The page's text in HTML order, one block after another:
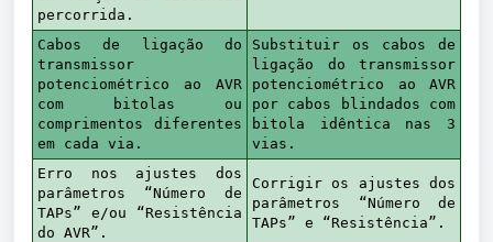
percorrida.
Cabos de ligação do
transmissor
potenciométrico ao AVR
com bitolas ou
comprimentos diferentes
em cada via.
Substituir os cabos de
ligação do transmissor
potenciométrico ao AVR
por cabos blindados com
bitola idêntica nas 3
vias.
Erro nos ajustes dos
parâmetros “Número de
TAPs” e/ou “Resistência
do AVR”.
Corrigir os ajustes dos
parâmetros “Número de
TAPs” e “Resistência”.